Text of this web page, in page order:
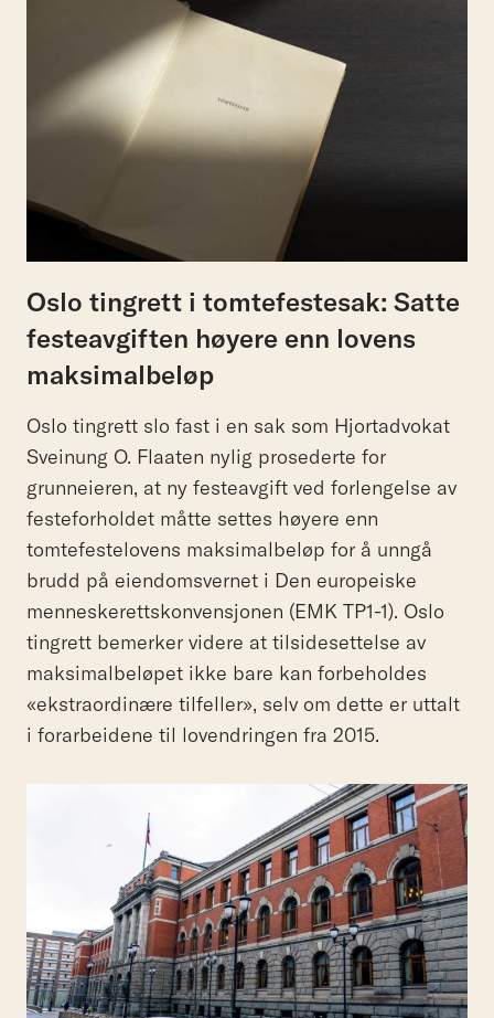
Oslo tingrett i tomtefestesak: Satte
festeavgiften høyere enn lovens
maksimalbeløp
Oslo tingrett slo fast i en sak som Hjortadvokat
Sveinung O. Flaaten nylig prosederte for
grunneieren, at ny festeavgift ved forlengelse av
festeforholdet måtte settes høyere enn
tomtefestelovens maksimalbeløp for å unngå
brudd på eiendomsvernet i Den europeiske
menneskerettskonvensjonen (EMK TP1-1). Oslo
tingrett bemerker videre at tilsidesettelse av
maksimalbeløpet ikke bare kan forbeholdes
«ekstraordinære tilfeller», selv om dette er uttalt
i forarbeidene til lovendringen fra 2015.